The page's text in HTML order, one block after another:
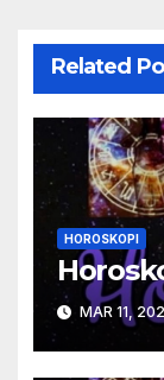
Related
HOROSKOPI
MAR 11,